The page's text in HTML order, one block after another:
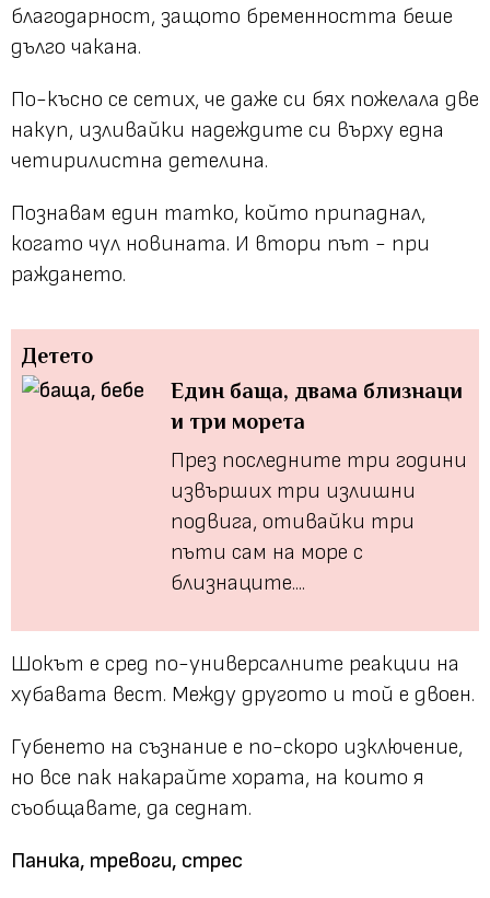
благодарност, защото бременността беше
дълго чакана.
По-късно се сетих, че даже си бях пожелала две
накуп, изливайки надеждите си върху една
четирилистна детелина.
Познавам един татко, който припаднал,
когато чул новината. И втори път - при
раждането.
Детето
Един баща, двама близнаци
и три морета
През последните три години
извърших три излишни
подвига, отивайки три
пъти сам на море с
близнаците....
Шокът е сред по-универсалните реакции на
хубавата вест. Между другото и той е двоен.
Губенето на съзнание е по-скоро изключение,
но все пак накарайте хората, на които я
съобщавате, да седнат.
Паника, тревоги, стрес